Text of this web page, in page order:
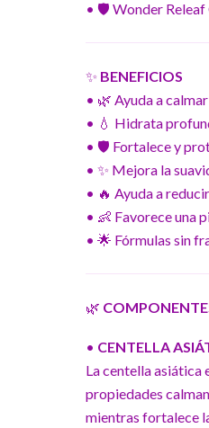
• 🛡️ Wonder Releaf
✨ BENEFICIOS
• 🌿 Ayuda a
• 💧 Hidrata
• 🛡️ Fortalece y
• ✨ Mejora la
• 🔥 Ayuda a
• 👶 Favorece una
• 🌟 Fórmulas sin
🌿
• CENTELLA
La centella asiática
propiedades
mientras fortalece